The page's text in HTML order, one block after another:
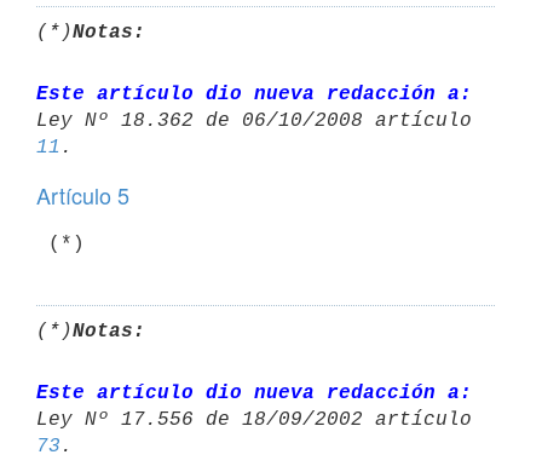
(*)Notas:
Este artículo dio nueva redacción a:
11
Artículo 5
(*)
(*)Notas:
Este artículo dio nueva redacción a:
73